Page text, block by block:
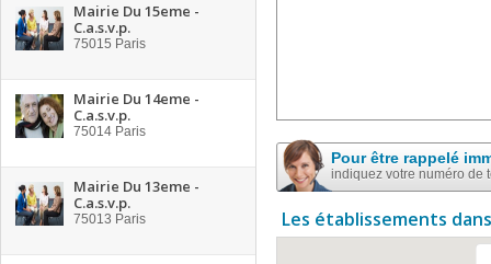
Mairie Du 15eme -
C.a.s.v.p.
75015 Paris
Mairie Du 14eme -
C.a.s.v.p.
75014 Paris
Mairie Du 13eme -
C.a.s.v.p.
75013 Paris
Pour être rappelé
indiquez votre numéro de
Les établissements